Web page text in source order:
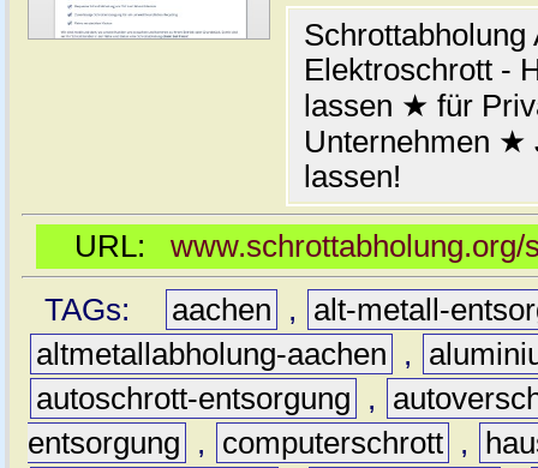
Elektroschrott -
lassen ★ für
Unternehmen ★
lassen!
URL:
TAGs:
aachen ,
alt-metall-
altmetallabholung-aachen
,
autoschrott-entsorgung
,
entsorgung
, computerschrott ,